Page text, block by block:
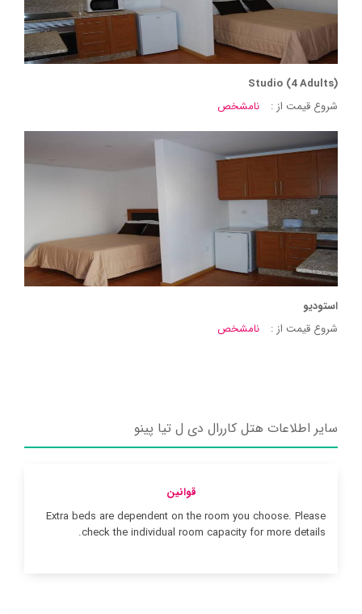
Studio (4 Adults)
شروع قیمت از :
نامشخص
استودیو
شروع قیمت از :
نامشخص
سایر اطلاعات هتل کاررال دی ل تیا پینو
قوانین
Extra beds are dependent on the room you choose. Please
check the individual room capacity for more details.